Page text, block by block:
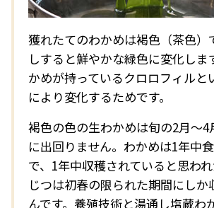
獲れたてのわかめは褐色（茶色）
しすると鮮やかな緑色に変化しま
かめが持っているクロロフィルと
により変化するためです。
褐色の色の生わかめは旬の2月～4
に出回りません。わかめは1年中
で、1年中収穫されていると思われ
じつは初春の限られた期間にしか
んです。養殖技術と湯通し塩蔵わ